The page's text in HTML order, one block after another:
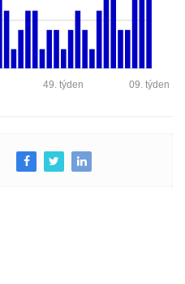
09. týden
49. týden